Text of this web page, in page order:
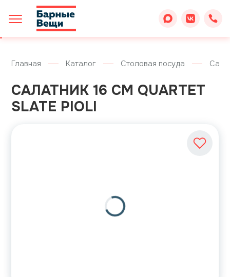
Главная Каталог Столовая посуда
САЛАТНИК 16 СМ QUARTET
SLATE PIOLI